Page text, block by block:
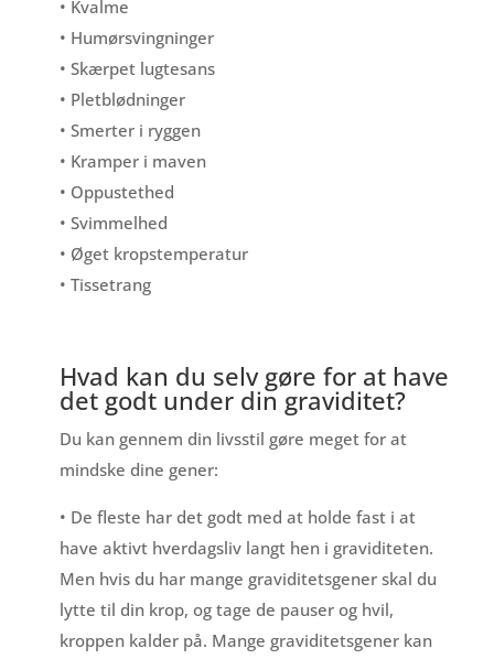
• Kvalme
• Humørsvingninger
• Skærpet lugtesans
• Pletblødninger
• Smerter i ryggen
• Kramper i maven
• Oppustethed
• Svimmelhed
• Øget kropstemperatur
• Tissetrang
Hvad kan du selv gøre for at have
det godt under din graviditet?
Du kan gennem din livsstil gøre meget for at
mindske dine gener:
• De fleste har det godt med at holde fast i at
have aktivt hverdagsliv langt hen i graviditeten.
Men hvis du har mange graviditetsgener skal du
lytte til din krop, og tage de pauser og hvil,
kroppen kalder på. Mange graviditetsgener kan